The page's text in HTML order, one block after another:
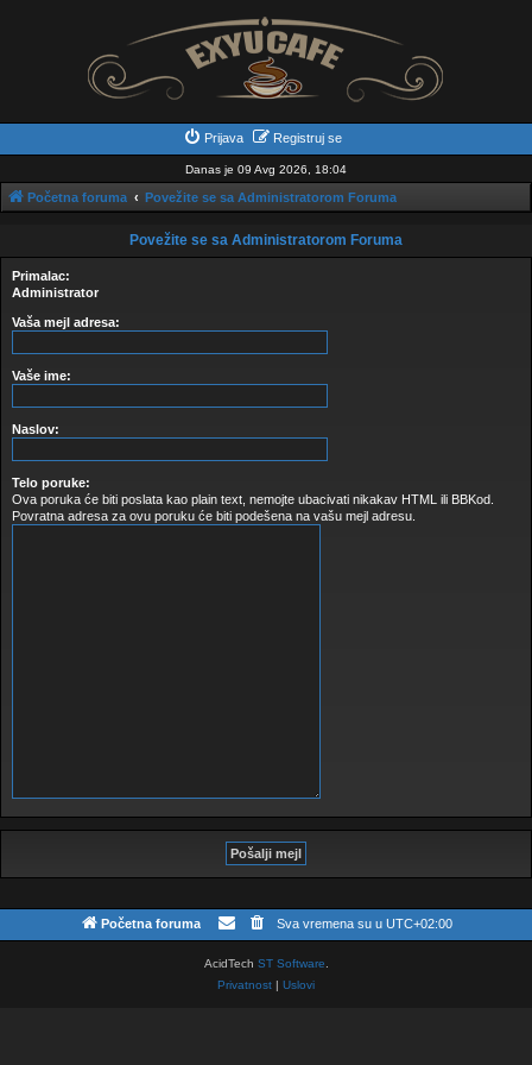
Prijava Registruj se
Danas je 09 Avg 2026, 18:04
Početna foruma Povežite se sa Administratorom Foruma
Povežite se sa Administratorom Foruma
Primalac:
Administrator
Vaša mejl adresa:
Vaše ime:
Naslov:
Telo poruke:
Ova poruka će biti poslata kao plain text, nemojte ubacivati nikakav HTML ili BBKod.
Povratna adresa za ovu poruku će biti podešena na vašu mejl adresu.
Početna foruma Sva vremena su u UTC+02:00
AcidTech ST Software
Privatnost | Uslovi